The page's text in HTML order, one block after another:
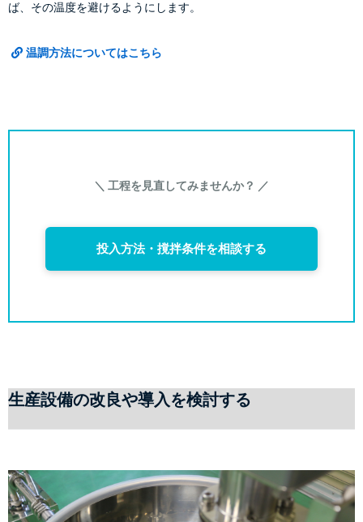
ば、その温度を避けるようにします。
温調方法についてはこちら
＼ 工程を見直してみませんか？ ／
投入方法・撹拌条件を相談する
生産設備の改良や導入を検討する